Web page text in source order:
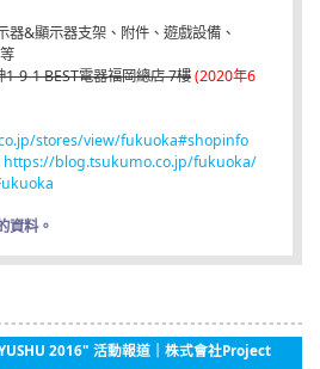
器&顯示器支架、附件、遊戲設備、
9-1 BEST電器福岡總店 7樓(2020年6
stores/view/fukuoka#shopinfo
https://blog.tsukumo.co.jp/fukuoka/
資料。
2016" 活動報道｜株式會社Project